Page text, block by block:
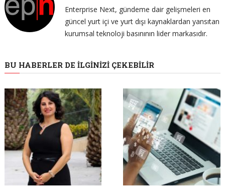
Enterprise Next, gündeme dair gelişmeleri en
güncel yurt içi ve yurt dışı kaynaklardan yansıtan
kurumsal teknoloji basınının lider markasıdır.
BU HABERLER DE İLGINIZI ÇEKEBILIR